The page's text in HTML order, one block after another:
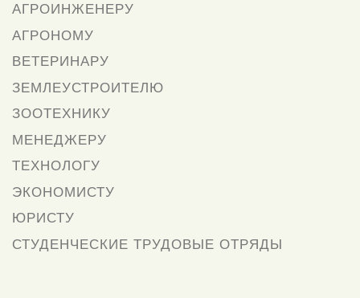
АГРОИНЖЕНЕРУ
АГРОНОМУ
ВЕТЕРИНАРУ
ЗЕМЛЕУСТРОИТЕЛЮ
ЗООТЕХНИКУ
МЕНЕДЖЕРУ
ТЕХНОЛОГУ
ЭКОНОМИСТУ
ЮРИСТУ
СТУДЕНЧЕСКИЕ ТРУДОВЫЕ ОТРЯДЫ